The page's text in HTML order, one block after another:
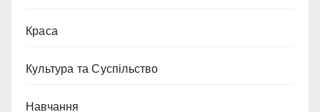
Краса
Культура та Суспільство
Навчання